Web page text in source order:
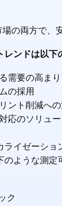
の両方で、
ンドは以下
需要の高まり
の採用
ント削減へ
応のソリュ
イゼーシ
ような測定
ク